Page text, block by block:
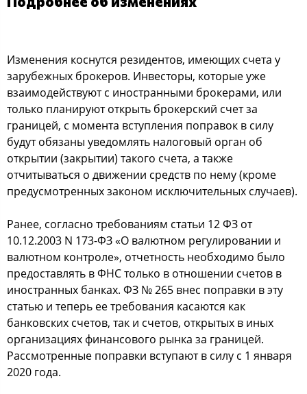
Изменения коснутся резидентов, имеющих счета у
зарубежных брокеров. Инвесторы, которые уже
взаимодействуют с иностранными брокерами, или
только планируют открыть брокерский счет за
границей, с момента вступления поправок в силу
будут обязаны уведомлять налоговый орган об
открытии (закрытии) такого счета, а также
отчитываться о движении средств по нему (кроме
предусмотренных законом исключительных случаев).
Ранее, согласно требованиям статьи 12 ФЗ от
10.12.2003 N 173-ФЗ «О валютном регулировании и
валютном контроле», отчетность необходимо было
предоставлять в ФНС только в отношении счетов в
иностранных банках. ФЗ № 265 внес поправки в эту
статью и теперь ее требования касаются как
банковских счетов, так и счетов, открытых в иных
организациях финансового рынка за границей.
Рассмотренные поправки вступают в силу с 1 января
2020 года.